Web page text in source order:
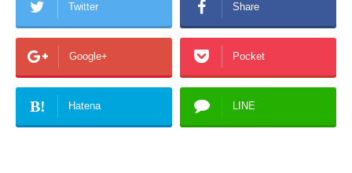
Twitter Share
Google+ Pocket
B! Hatena LINE